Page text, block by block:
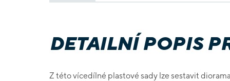
DETAILNÍ POPIS
Z této vícedílné plastové sady lze sestavit